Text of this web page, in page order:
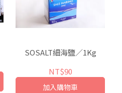
SOSALT細海鹽／1Kg
NT$90
加入購物車